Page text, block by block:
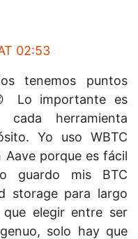
02:53
tenemos puntos
Lo importante es
cada herramienta
Yo uso WBTC
Aave porque es fácil
guardo mis BTC
storage para largo
elegir entre ser
solo hay que